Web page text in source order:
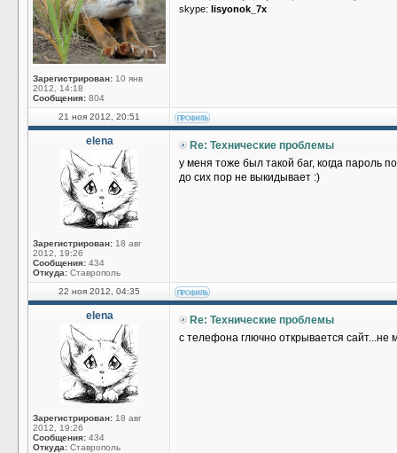
Зарегистрирован: 10 янв
2012, 14:18
Сообщения: 804
skype: lisyonok_7x
21 ноя 2012, 20:51
elena
Зарегистрирован: 18 авг
2012, 19:26
Сообщения: 434
Откуда: Ставрополь
Re: Технические проблемы
у меня тоже был такой баг, когда пароль
до сих пор не выкидывает :)
22 ноя 2012, 04:35
elena
Зарегистрирован: 18 авг
2012, 19:26
Сообщения: 434
Откуда: Ставрополь
Re: Технические проблемы
с телефона глючно открывается сайт...не